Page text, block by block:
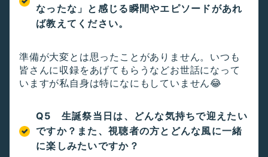
なったな」と感じる瞬間やエピソードがあれ
ば教えてください。
準備が大変とは思ったことがありません。いつも
皆さんに収録をあげてもらうなどお世話になって
いますが私自身は特になにもしていません😂
Q5 生誕祭当日は、どんな気持ちで迎えたい
ですか？また、視聴者の方とどんな風に一緒
に楽しみたいですか？